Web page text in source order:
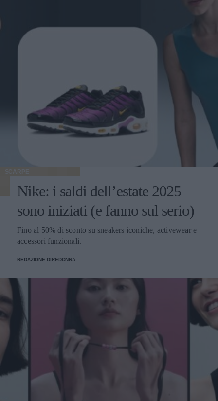
SCARPE
Nike: i saldi dell’estate 2025
sono iniziati (e fanno sul serio)
Fino al 50% di sconto su sneakers iconiche, activewear e
accessori funzionali.
REDAZIONE DIREDONNA